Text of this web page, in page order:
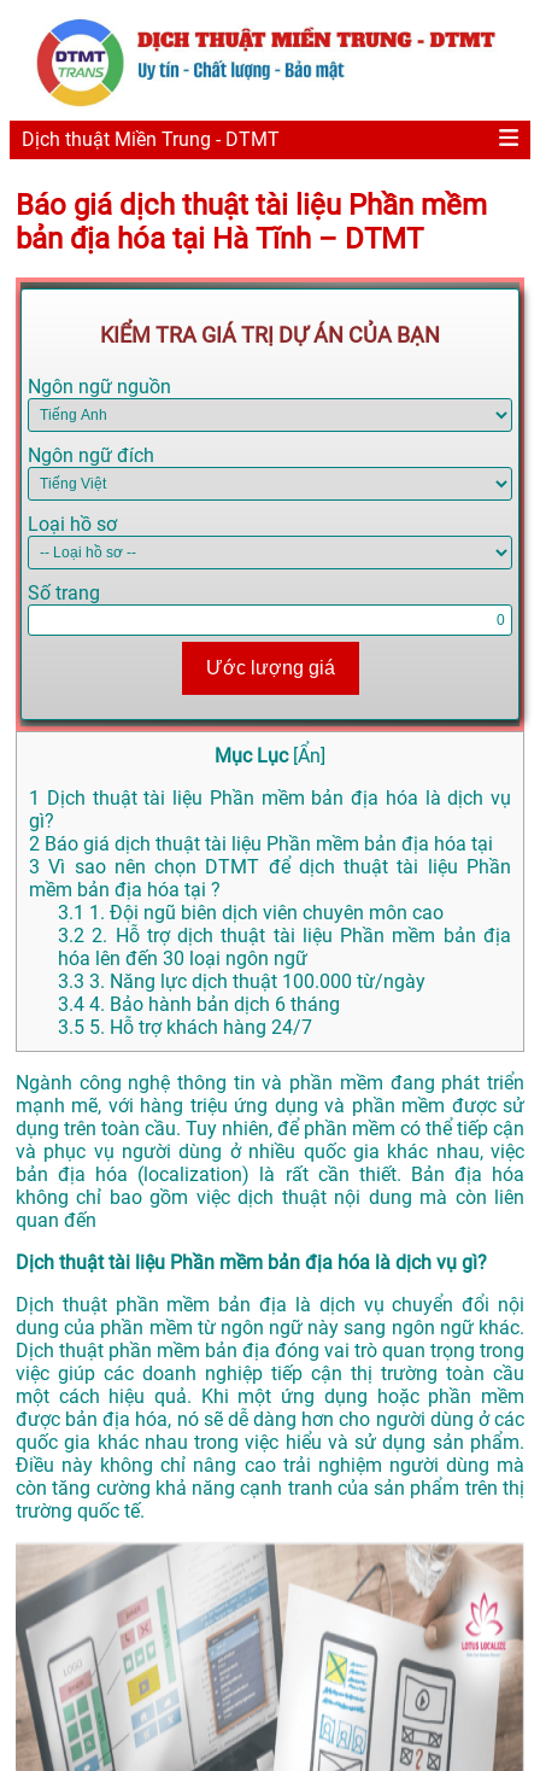
Dịch thuật Miền Trung - DTMT
Báo giá dịch thuật tài liệu Phần mềm
bản địa hóa tại Hà Tĩnh – DTMT
KIỂM TRA GIÁ TRỊ DỰ ÁN CỦA BẠN
Ngôn ngữ nguồn
Ngôn ngữ đích
Loại hồ sơ
Số trang
Ước lượng giá
Mục Lục [Ẩn]
1
Dịch thuật tài liệu Phần mềm bản địa hóa là dịch vụ
gì?
2 Báo giá dịch thuật tài liệu Phần mềm bản địa hóa tại
3 Vì sao nên chọn DTMT để dịch thuật tài liệu Phần
mềm bản địa hóa tại ?
3.1 1. Đội ngũ biên dịch viên chuyên môn cao
3.2 2. Hỗ trợ dịch thuật tài liệu Phần mềm bản địa
hóa lên đến 30 loại ngôn ngữ
3.3 3. Năng lực dịch thuật 100.000 từ/ngày
3.4 4. Bảo hành bản dịch 6 tháng
3.5 5. Hỗ trợ khách hàng 24/7
Ngành công nghệ thông tin và phần mềm đang phát triển
mạnh mẽ, với hàng triệu ứng dụng và phần mềm được sử
dụng trên toàn cầu. Tuy nhiên, để phần mềm có thể tiếp cận
và phục vụ người dùng ở nhiều quốc gia khác nhau, việc
bản địa hóa (localization) là rất cần thiết. Bản địa hóa
không chỉ bao gồm việc dịch thuật nội dung mà còn liên
quan đến
Dịch thuật tài liệu Phần mềm bản địa hóa là dịch vụ gì?
Dịch thuật phần mềm bản địa là dịch vụ chuyển đổi nội
dung của phần mềm từ ngôn ngữ này sang ngôn ngữ khác.
Dịch thuật phần mềm bản địa đóng vai trò quan trọng trong
việc giúp các doanh nghiệp tiếp cận thị trường toàn cầu
một cách hiệu quả. Khi một ứng dụng hoặc phần mềm
được bản địa hóa, nó sẽ dễ dàng hơn cho người dùng ở các
quốc gia khác nhau trong việc hiểu và sử dụng sản phẩm.
Điều này không chỉ nâng cao trải nghiệm người dùng mà
còn tăng cường khả năng cạnh tranh của sản phẩm trên thị
trường quốc tế.